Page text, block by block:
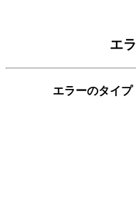
エ
エラーのタイプ